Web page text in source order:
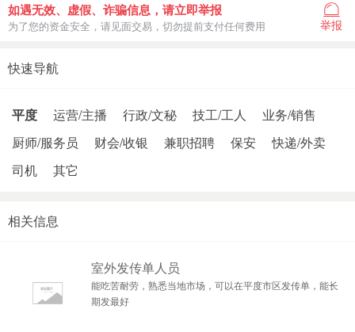
如遇无效、虚假、诈骗信息，请立即举报
为了您的资金安全，请见面交易，切勿提前支付任何费用 举报
快速导航
平度 运营/主播 行政/文秘 技工/工人
业务/销售
厨师/服务员
财会/收银 兼职招聘 保安
快递/外卖
司机
其它
相关信息
室外发传单人员
能吃苦耐劳，熟悉当地市场，可以在平度市区发传单，能长
期发最好